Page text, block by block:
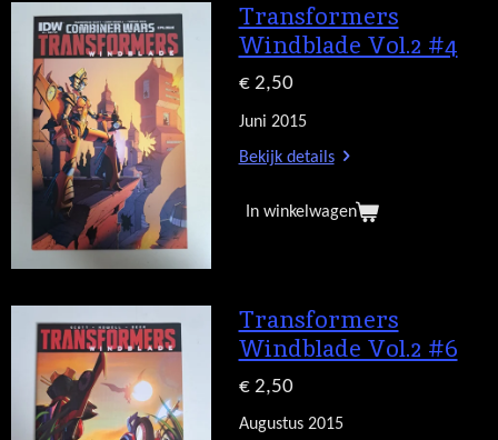
Transformers
Windblade Vol.2 #4
€ 2,50
Juni 2015
Bekijk details
In winkelwagen
Transformers
Windblade Vol.2 #6
€ 2,50
Augustus 2015